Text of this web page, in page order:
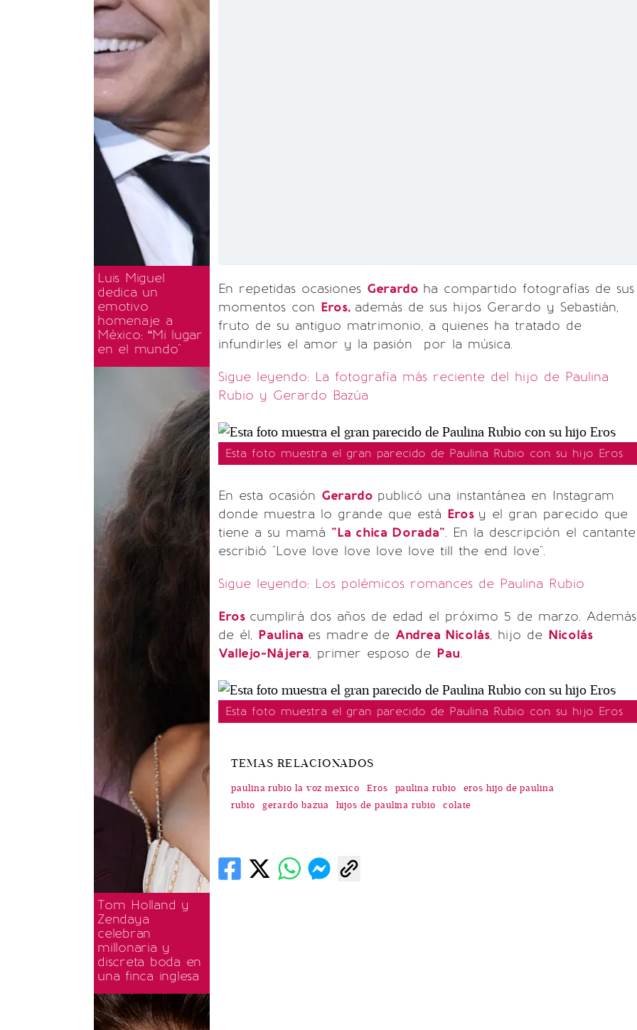
Luis Miguel
dedica un
emotivo
homenaje a
México: “Mi lugar
en el mundo"
Tom Holland y
Zendaya
celebran
millonaria y
discreta boda en
una finca inglesa
En repetidas ocasiones Gerardo ha compartido fotografías de sus
momentos con Eros, además de sus hijos Gerardo y Sebastián,
fruto de su antiguo matrimonio, a quienes ha tratado de
infundirles el amor y la pasión por la música.
Sigue leyendo: La fotografía más reciente del hijo de Paulina
Rubio y Gerardo Bazúa
Esta foto muestra el gran parecido de Paulina Rubio con su hijo Eros
En esta ocasión Gerardo publicó una instantánea en Instagram
donde muestra lo grande que está Eros y el gran parecido que
tiene a su mamá "La chica Dorada". En la descripción el cantante
escribió "Love love love love love till the end love".
Sigue leyendo: Los polémicos romances de Paulina Rubio
Eros cumplirá dos años de edad el próximo 5 de marzo. Además
de él, Paulina es madre de Andrea Nicolás, hijo de Nicolás
Vallejo-Nájera, primer esposo de Pau.
Esta foto muestra el gran parecido de Paulina Rubio con su hijo Eros
TEMAS RELACIONADOS
paulina rubio la voz mexico Eros paulina rubio
eros hijo de paulina
rubio
gerardo bazua hijos de paulina rubio colate